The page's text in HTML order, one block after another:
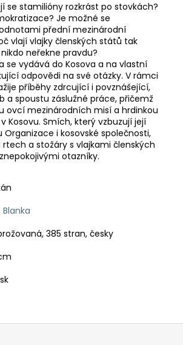
se stamilióny rozkrást po stovkách?
Je možné se
přední mezinárodní
vlají vlajky členských států tak
neřekne pravdu?
se vydává do Kosova a na vlastní
odpovědi na své otázky. V rámci
příběhy zdrcující i povznášející,
a spoustu záslužné práce, přičemž
ovcí mezinárodních misí a hrdinkou
Kosovu. Smích, který vzbuzují její
Organizace i kosovské společnosti,
a stožáry s vlajkami členských
otazníky.
385 stran, česky